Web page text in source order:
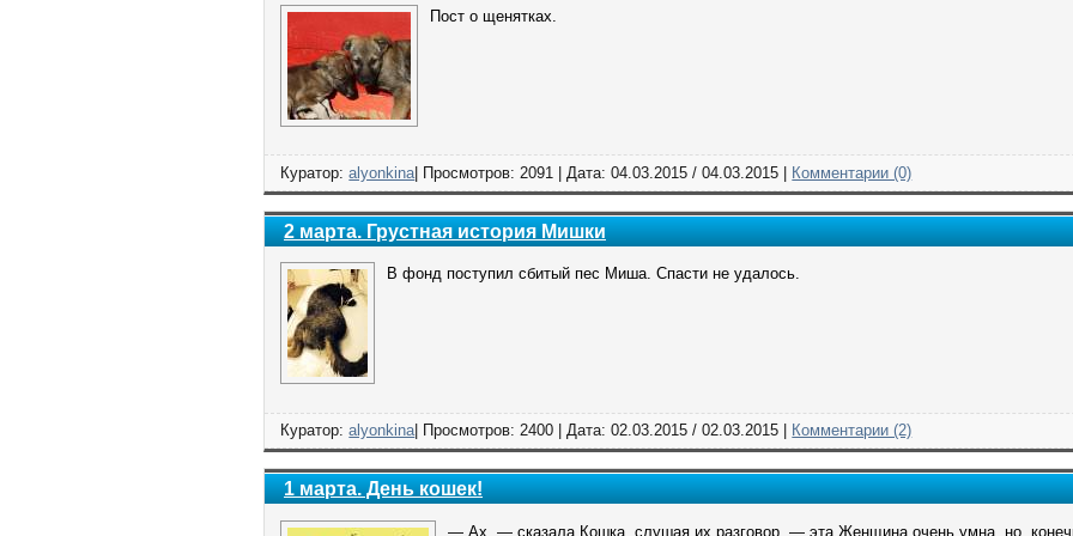
Пост о щенятках.
Куратор:alyonkina | Просмотров: 2091 | Дата:04.03.2015 /04.03.2015 Комментарии (0)
2 марта. Грустная история Мишки
В фонд поступил сбитый пес Миша. Спасти не удалось.
Куратор:alyonkina| Просмотров: 2400 | Дата:02.03.2015 /02.03.2015 Комментарии (2)
1 марта. День кошек!
— Ах, — сказала Кошка, слушая их разговор, — эта Женщина очень умна, но,